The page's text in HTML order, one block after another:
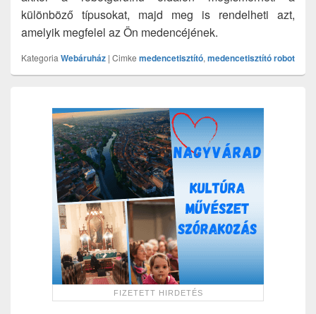
különböző típusokat, majd meg is rendelheti azt,
amelyik megfelel az Ön medencéjének.
Kategoria Webáruház | Cimke medencetisztító, medencetisztító robot